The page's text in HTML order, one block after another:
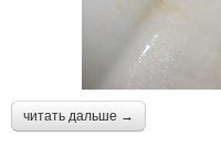
читать дальше →